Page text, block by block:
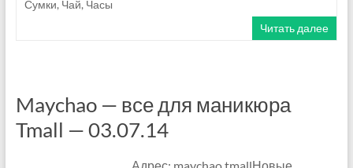
8
—
W
Сумки, Чай, Часы
Читать далее
Maychao — все для маникюра
Tmall — 03.07.14